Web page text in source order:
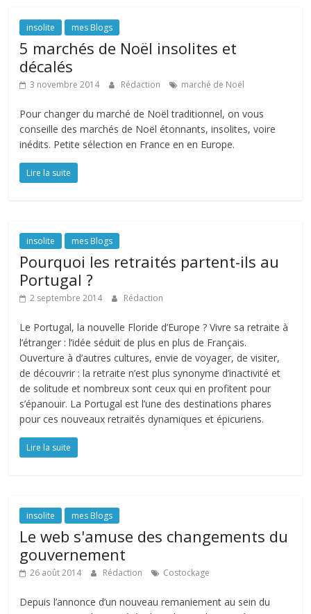
insolite mes Blogs
5 marchés de Noël insolites et
décalés
3 novembre 2014 Rédaction marché de Noël
Pour changer du marché de Noël traditionnel, on vous
conseille des marchés de Noël étonnants, insolites, voire
inédits. Petite sélection en France en en Europe.
Lire la suite
insolite mes Blogs
Pourquoi les retraités partent-ils au
Portugal ?
2 septembre 2014 Rédaction
Le Portugal, la nouvelle Floride d’Europe ? Vivre sa retraite à
l’étranger : l’idée séduit de plus en plus de Français.
Ouverture à d’autres cultures, envie de voyager, de visiter,
de découvrir : la retraite n’est plus synonyme d’inactivité et
de solitude et nombreux sont ceux qui en profitent pour
s’épanouir. La Portugal est l’une des destinations phares
pour ces nouveaux retraités dynamiques et épicuriens.
Lire la suite
insolite mes Blogs
Le web s'amuse des changements du
gouvernement
26 août 2014 Rédaction Costockage
Depuis l’annonce d’un nouveau remaniement au sein du